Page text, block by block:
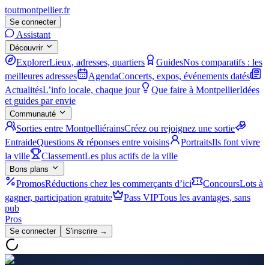
toutmontpellier.fr
Se connecter
Assistant
Découvrir
ExplorerLieux, adresses, quartiers GuidesNos comparatifs : les
meilleures adresses
AgendaConcerts, expos, événements datés
ActualitésL’info locale, chaque jour Que faire à MontpellierIdées
et guides par envie
Communauté
Sorties entre MontpelliérainsCréez ou rejoignez une sortie
EntraideQuestions & réponses entre voisins PortraitsIls font vivre
la ville
ClassementLes plus actifs de la ville
Bons plans
PromosRéductions chez les commerçants d’ici ConcoursLots à
gagner, participation gratuite
Pass VIPTous les avantages, sans
pub
Pros
Se connecter S'inscrire →